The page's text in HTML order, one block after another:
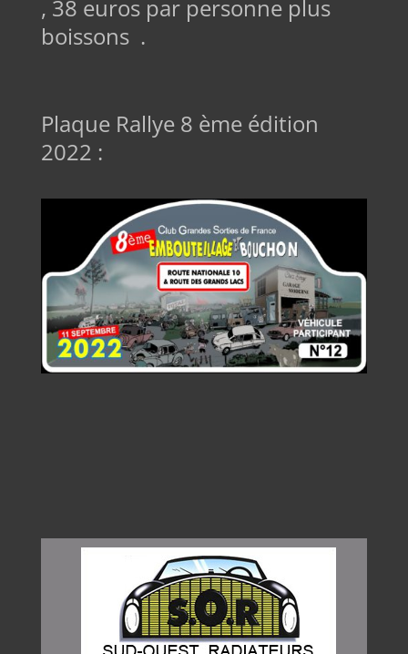
, 38 euros par personne plus
boissons .
Plaque Rallye 8 ème édition
2022 :